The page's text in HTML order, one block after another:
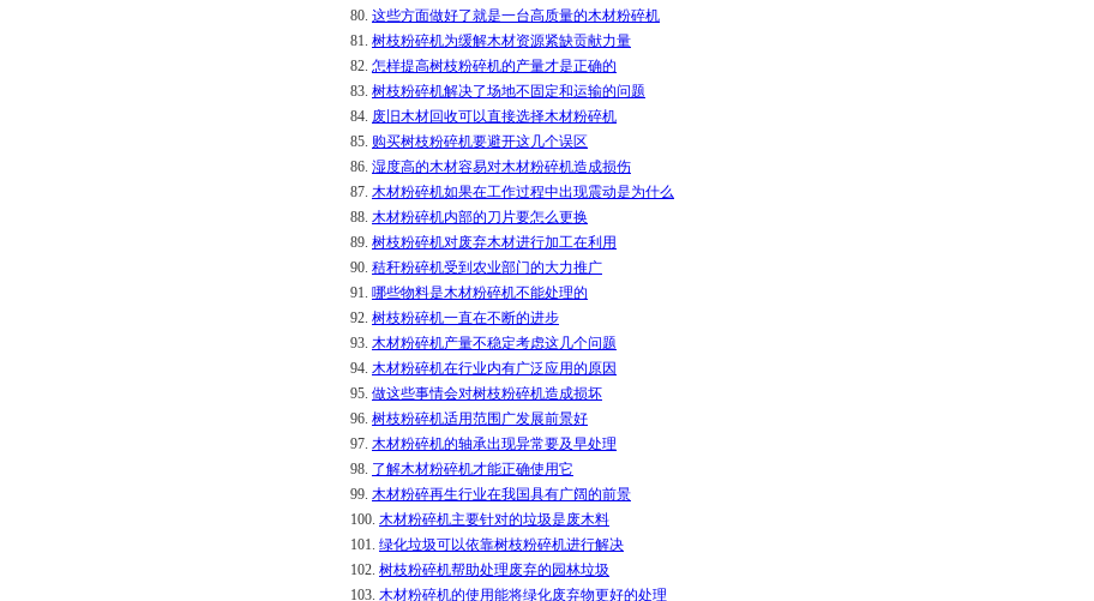
80. 这些方面做好了就是一台高质量的木材粉碎机
81. 树枝粉碎机为缓解木材资源紧缺贡献力量
82. 怎样提高树枝粉碎机的产量才是正确的
83. 树枝粉碎机解决了场地不固定和运输的问题
84. 废旧木材回收可以直接选择木材粉碎机
85. 购买树枝粉碎机要避开这几个误区
86. 湿度高的木材容易对木材粉碎机造成损伤
87. 木材粉碎机如果在工作过程中出现震动是为什么
88. 木材粉碎机内部的刀片要怎么更换
89. 树枝粉碎机对废弃木材进行加工在利用
90. 秸秆粉碎机受到农业部门的大力推广
91. 哪些物料是木材粉碎机不能处理的
92. 树枝粉碎机一直在不断的进步
93. 木材粉碎机产量不稳定考虑这几个问题
94. 木材粉碎机在行业内有广泛应用的原因
95. 做这些事情会对树枝粉碎机造成损坏
96. 树枝粉碎机适用范围广发展前景好
97. 木材粉碎机的轴承出现异常要及早处理
98. 了解木材粉碎机才能正确使用它
99. 木材粉碎再生行业在我国具有广阔的前景
100. 木材粉碎机主要针对的垃圾是废木料
101. 绿化垃圾可以依靠树枝粉碎机进行解决
102. 树枝粉碎机帮助处理废弃的园林垃圾
103. 木材粉碎机的使用能将绿化废弃物更好的处理